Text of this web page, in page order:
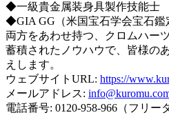
◆一級貴金属装身具製作技能士
◆GIA GG（米国宝石学会宝石鑑
両方をあわせ持つ、クロムハー
蓄積されたノウハウで、皆様の
えします。
ウェブサイトURL: https://
メールアドレス:
電話番号: 0120-958-966（フリー